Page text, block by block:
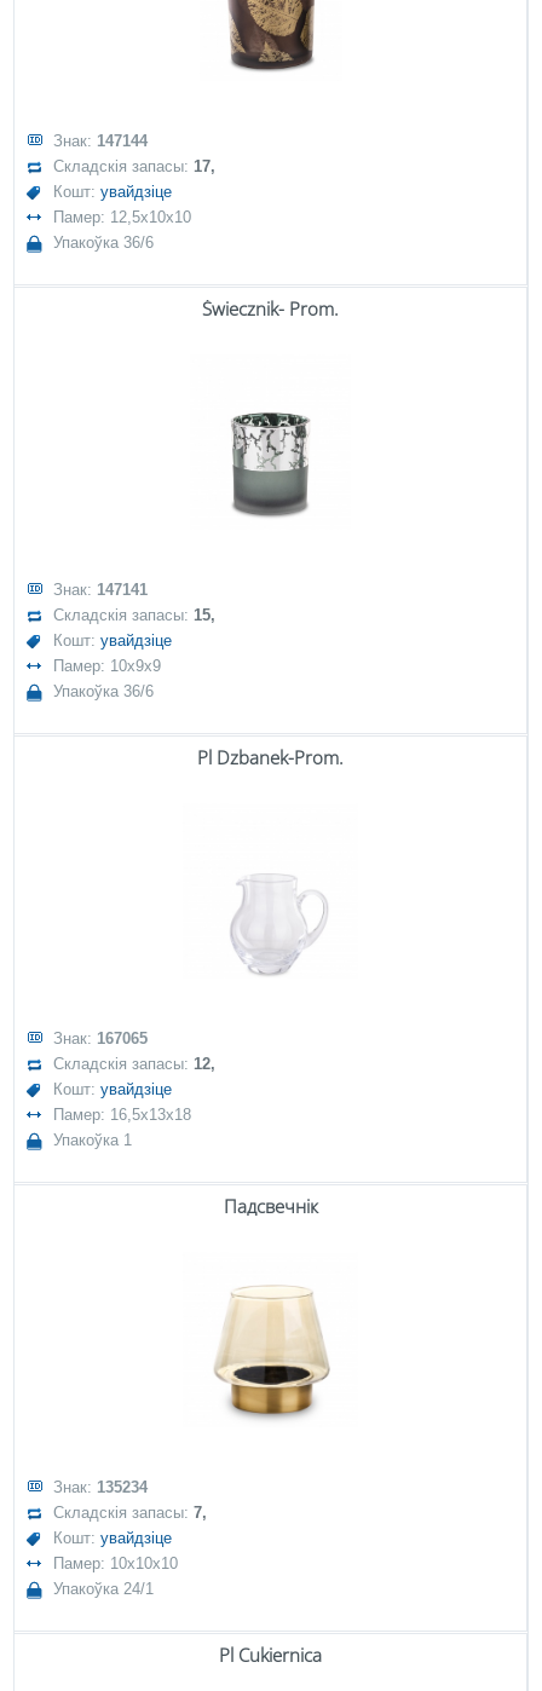
Знак: 147144
Складскія запасы:17,
Кошт:увайдзіце
Памер: 12,5x10x10
Упакоўка 36/6
Świecznik- Prom.
Знак: 147141
Складскія запасы:15,
Кошт:увайдзіце
Памер: 10x9x9
Упакоўка 36/6
Pl Dzbanek-Prom.
Знак: 167065
Складскія запасы:12,
Кошт:увайдзіце
Памер: 16,5x13x18
Упакоўка 1
Падсвечнік
Знак: 135234
Складскія запасы:7,
Кошт:увайдзіце
Памер: 10x10x10
Упакоўка 24/1
Pl Cukiernica